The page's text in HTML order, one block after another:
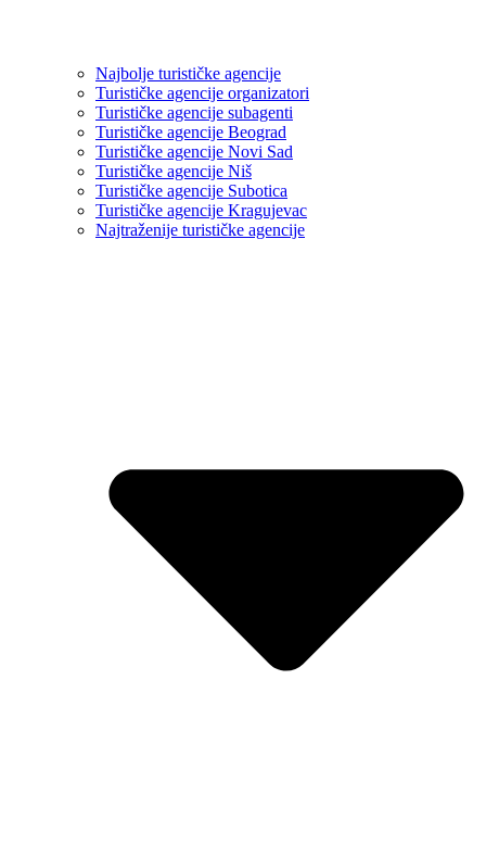
Najbolje turističke agencije
Turističke agencije organizatori
Turističke agencije subagenti
Turističke agencije Beograd
Turističke agencije Novi Sad
Turističke agencije Niš
Turističke agencije Subotica
Turističke agencije Kragujevac
Najtraženije turističke agencije